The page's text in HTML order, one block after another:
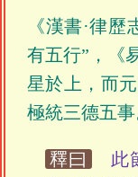
《漢書·律
有五行”，《
星於上，而
極統三德五事
釋曰
此